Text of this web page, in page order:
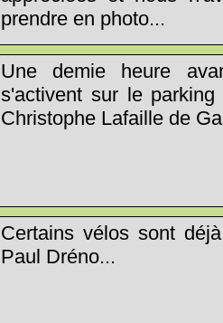
prendre en photo...
Une demie heure
s'activent sur le
Christophe Lafaille de
Certains vélos sont
Paul Dréno...